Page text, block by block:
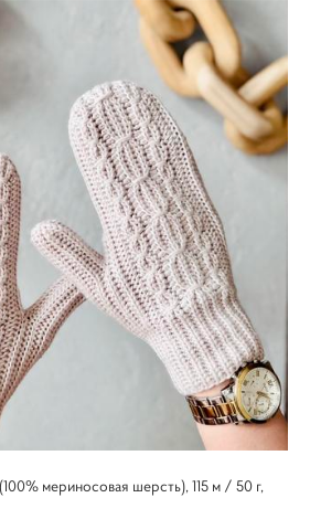
мериносовая шерсть), 115 м / 50 г,